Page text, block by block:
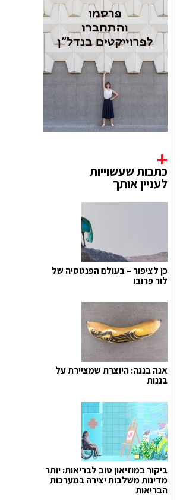
כתבות שעשוייות
לעניין אותך
כן לציפור – בעולם הפנטסיה של
לור פרובו
אנה בננה: היוצרת שמציירת על
בננות
ביקור במוזיאון טוב לבריאות: יותר
מדינות משלבות יצירה במערכות
הבריאות